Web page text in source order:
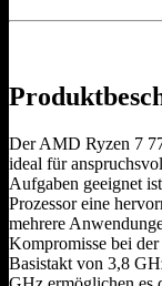
Der AMD Ryzen 7
ideal für
Aufgaben geeignet
Prozessor eine
mehrere
Kompromisse bei
Basistakt von 3,8